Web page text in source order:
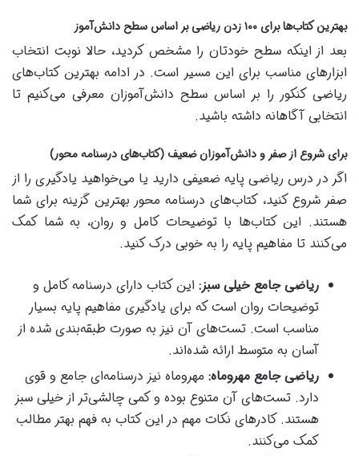
بهترین کتاب‌ها برای ۱۰۰ زدن ریاضی بر اساس سطح دانش‌آموز
بعد از اینکه سطح خودتان را مشخص کردید، حالا نوبت انتخاب
ابزارهای مناسب برای این مسیر است. در ادامه بهترین کتاب‌های
ریاضی کنکور را بر اساس سطح دانش‌آموزان معرفی می‌کنیم تا
انتخابی آگاهانه داشته باشید.
برای شروع از صفر و دانش‌آموزان ضعیف (کتاب‌های درسنامه محور)
اگر در درس ریاضی پایه ضعیفی دارید یا می‌خواهید یادگیری را از
صفر شروع کنید، کتاب‌های درسنامه محور بهترین گزینه برای شما
هستند. این کتاب‌ها با توضیحات کامل و روان، به شما کمک
می‌کنند تا مفاهیم پایه را به خوبی درک کنید.
ریاضی جامع خیلی سبز: این کتاب دارای درسنامه کامل و
توضیحات روان است که برای یادگیری مفاهیم پایه بسیار
مناسب است. تست‌های آن نیز به صورت طبقه‌بندی شده از
آسان به متوسط ارائه شده‌اند.
ریاضی جامع مهروماه: مهروماه نیز درسنامه‌ای جامع و قوی
دارد. تست‌های آن متنوع بوده و کمی چالشی‌تر از خیلی سبز
هستند. کادرهای نکات مهم در این کتاب به فهم بهتر مطالب
کمک می‌کنند.